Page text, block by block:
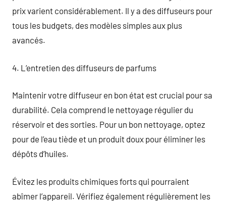
prix varient considérablement. Il y a des diffuseurs pour
tous les budgets, des modèles simples aux plus
avancés.
4. L’entretien des diffuseurs de parfums
Maintenir votre diffuseur en bon état est crucial pour sa
durabilité. Cela comprend le nettoyage régulier du
réservoir et des sorties. Pour un bon nettoyage, optez
pour de l’eau tiède et un produit doux pour éliminer les
dépôts d’huiles.
Évitez les produits chimiques forts qui pourraient
abîmer l’appareil. Vérifiez également régulièrement les